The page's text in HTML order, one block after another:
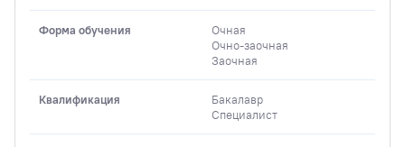
Форма обучения
Очная
Очно-заочная
Заочная
Квалификация
Бакалавр
Специалист